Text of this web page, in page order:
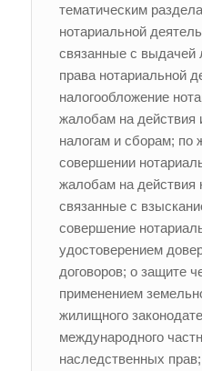
тематическим
нотариальной
связанные с выдачей
права нотариальной
налогообложение
жалобам на действия
налогам и сборам; по
совершении
жалобам на действия
связанные с
совершение
удостоверением
договоров; о защите
применением
жилищного
международного
наследственных